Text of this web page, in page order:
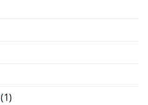
(1)